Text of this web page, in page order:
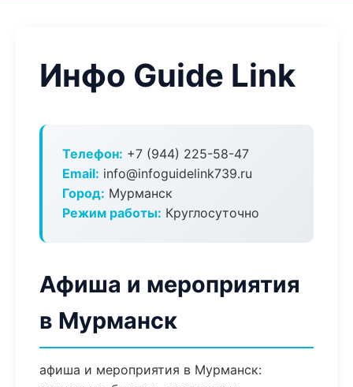
Инфо Guide Link
Телефон: +7 (944) 225-58-47
Email: info@infoguidelink739.ru
Город: Мурманск
Режим работы: Круглосуточно
Афиша и мероприятия
в Мурманск
афиша и мероприятия в Мурманск: